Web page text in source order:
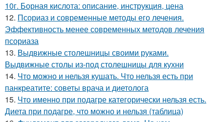
10г. Борная кислота: описание, инструкция, цена
12. Псориаз и современные методы его лечения.
Эффективность менее современных методов лечения
псориаза
13. Выдвижные столешницы своими руками.
Выдвижные столы из-под столешницы для кухни
14. Что можно и нельзя кушать. Что нельзя есть при
панкреатите: советы врача и диетолога
15. Что именно при подагре категорически нельзя есть.
Диета при подагре, что можно и нельзя (таблица)